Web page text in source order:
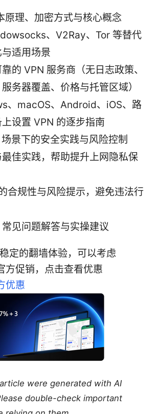
原理、加密方式与核心概念
、V2Ray、Tor 等替代
适用场景
的 VPN 服务商（无日志政策、
务器覆盖、价格与托管区域）
、macOS、Android、iOS、路
设置 VPN 的逐步指南
景下的安全实践与风险控制
佳实践，帮助提升上网隐私保
合规性与风险提示，避免违法行
见问题解答与实操建议
定的翻墙体验，可以考虑
方促销，点击查看优惠
优惠
were generated with AI
double-check important